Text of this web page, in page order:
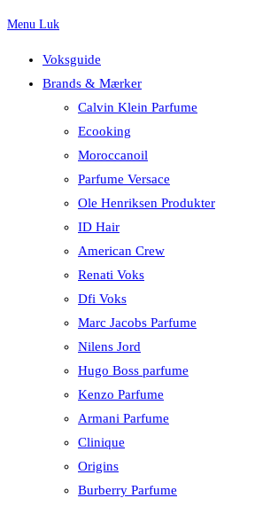
Menu Luk
Voksguide
Brands & Mærker
Calvin Klein Parfume
Ecooking
Moroccanoil
Parfume Versace
Ole Henriksen Produkter
ID Hair
American Crew
Renati Voks
Dfi Voks
Marc Jacobs Parfume
Nilens Jord
Hugo Boss parfume
Kenzo Parfume
Armani Parfume
Clinique
Origins
Burberry Parfume